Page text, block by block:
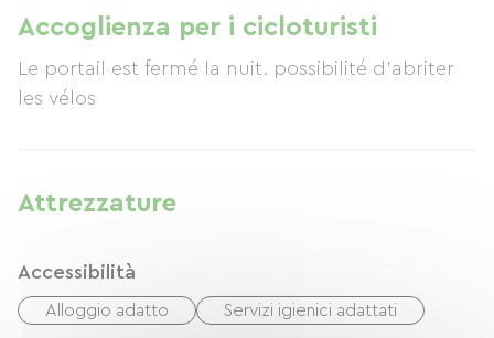
e il Château du Champ de Bataille, a soli due
minuti dalla pista ciclabile e ai margini del
bosco, troverete pace e tranquillità dopo una
giornata intensa trascorsa nel giardino
ristorante con menù fisso o in uno degli ottimi
Accoglienza per i cicloturisti
Le portail est fermé la nuit. possibilité d'abriter
les vélos
Attrezzature
Accessibilità
Alloggio adatto Servizi igienici adattati